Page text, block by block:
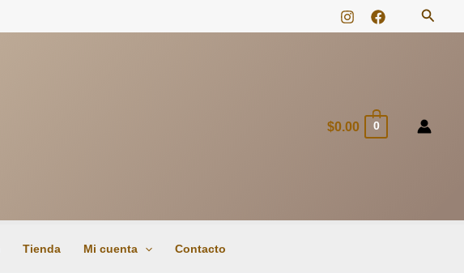
$0.00 0
Tienda Mi cuenta Contacto